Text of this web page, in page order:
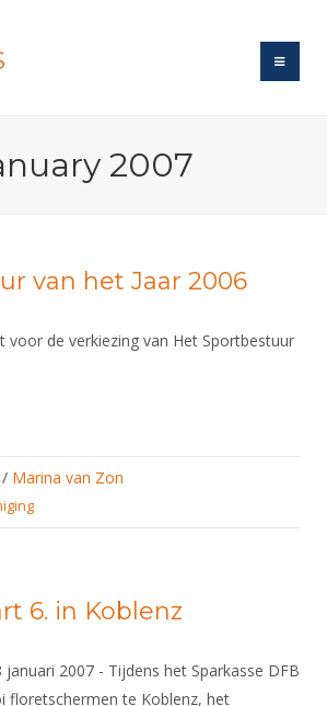
2007
van het Jaar 2006
voor de verkiezing van Het Sportbestuur
/ Marina van Zon
6. in Koblenz
januari 2007 - Tijdens het Sparkasse DFB
floretschermen te Koblenz, het